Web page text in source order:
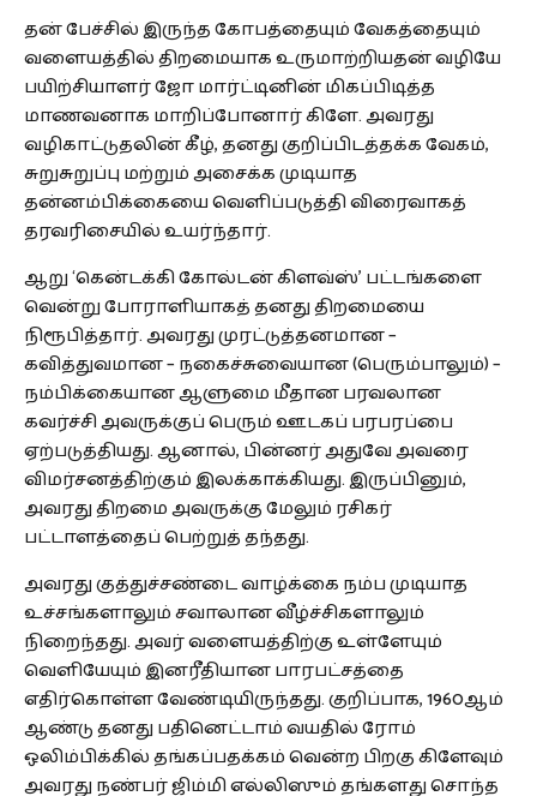
தன் பேச்சில் இருந்த கோபத்தையும் வேகத்தையும்
வளையத்தில் திறமையாக உருமாற்றியதன் வழியே
பயிற்சியாளர் ஜோ மார்ட்டினின் மிகப்பிடித்த
மாணவனாக மாறிப்போனார் கிளே. அவரது
வழிகாட்டுதலின் கீழ், தனது குறிப்பிடத்தக்க வேகம்,
சுறுசுறுப்பு மற்றும் அசைக்க முடியாத
தன்னம்பிக்கையை வெளிப்படுத்தி விரைவாகத்
தரவரிசையில் உயர்ந்தார்.
ஆறு ‘கென்டக்கி கோல்டன் கிளவ்ஸ்’ பட்டங்களை
வென்று போராளியாகத் தனது திறமையை
நிரூபித்தார். அவரது முரட்டுத்தனமான –
கவித்துவமான – நகைச்சுவையான (பெரும்பாலும்) –
நம்பிக்கையான ஆளுமை மீதான பரவலான
கவர்ச்சி அவருக்குப் பெரும் ஊடகப் பரபரப்பை
ஏற்படுத்தியது. ஆனால், பின்னர் அதுவே அவரை
விமர்சனத்திற்கும் இலக்காக்கியது. இருப்பினும்,
அவரது திறமை அவருக்கு மேலும் ரசிகர்
பட்டாளத்தைப் பெற்றுத் தந்தது.
அவரது குத்துச்சண்டை வாழ்க்கை நம்ப முடியாத
உச்சங்களாலும் சவாலான வீழ்ச்சிகளாலும்
நிறைந்தது. அவர் வளையத்திற்கு உள்ளேயும்
வெளியேயும் இனரீதியான பாரபட்சத்தை
எதிர்கொள்ள வேண்டியிருந்தது. குறிப்பாக, 1960ஆம்
ஆண்டு தனது பதினெட்டாம் வயதில் ரோம்
ஒலிம்பிக்கில் தங்கப்பதக்கம் வென்ற பிறகு கிளேவும்
அவரது நண்பர் ஜிம்மி எல்லிஸும் தங்களது சொந்த